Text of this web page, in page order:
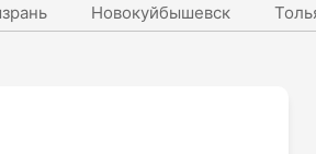
Новокуйбышевск